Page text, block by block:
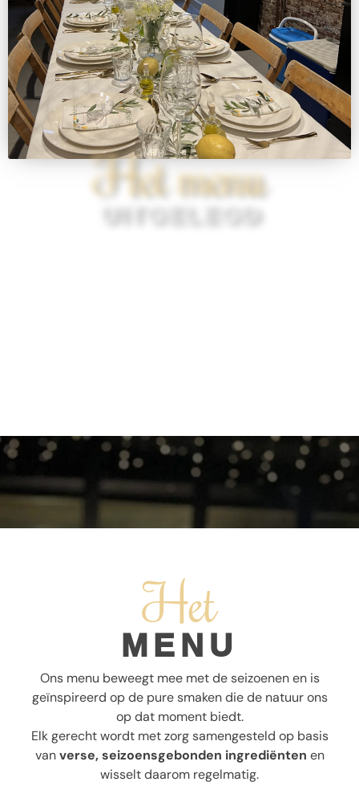
Het menu
UITGELEGD
Het
MENU
Ons menu beweegt mee met de seizoenen en is
geïnspireerd op de pure smaken die de natuur ons
op dat moment biedt.
Elk gerecht wordt met zorg samengesteld op basis
vanverse, seizoensgebonden ingrediënten en
wisselt daarom regelmatig.